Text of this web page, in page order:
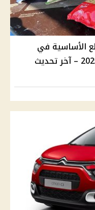
الأساسية في
الأسواق اليوم الجمعة 11 يوليو 2025 – آخر تحديث